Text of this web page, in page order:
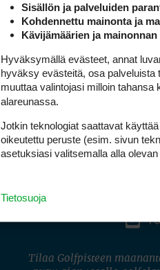
Tilaa Golfpisteen
Sisällön ja palveluiden
Kohdennettu mainonta ja
Kävijämäärien ja
Hyväksymällä evästeet, annat
hyväksy evästeitä, osa palveluista
muuttaa valintojasi milloin tahansa
alareunassa.
Jotkin teknologiat saattavat
oikeutettu peruste (esim. sivun
asetuksiasi valitsemalla alla olevan
Tietosuoja